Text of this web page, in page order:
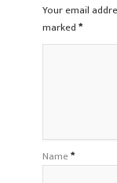
Your email
marked*
Name*